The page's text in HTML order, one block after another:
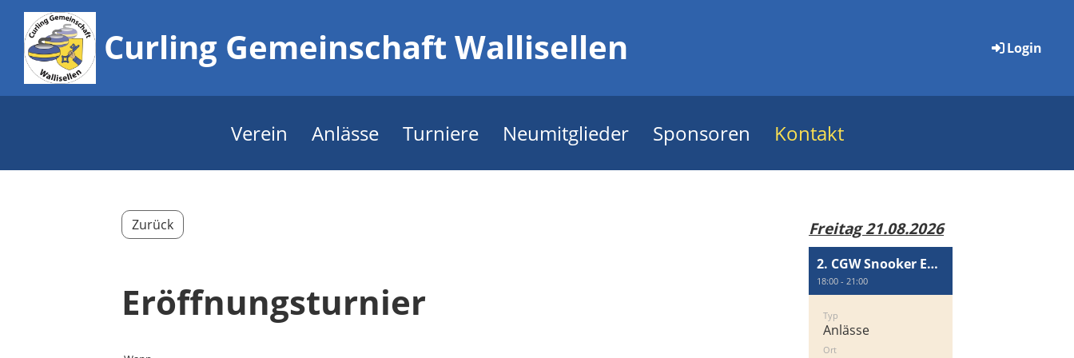
Curling Gemeinschaft Wallisellen Login
Verein Anlässe Turniere Neumitglieder Sponsoren Kontakt
Zurück
Eröffnungsturnier
Freitag 21.08.2026
2. CGW Snooker Event
18:00 - 21:00
Typ
Anlässe
Ort